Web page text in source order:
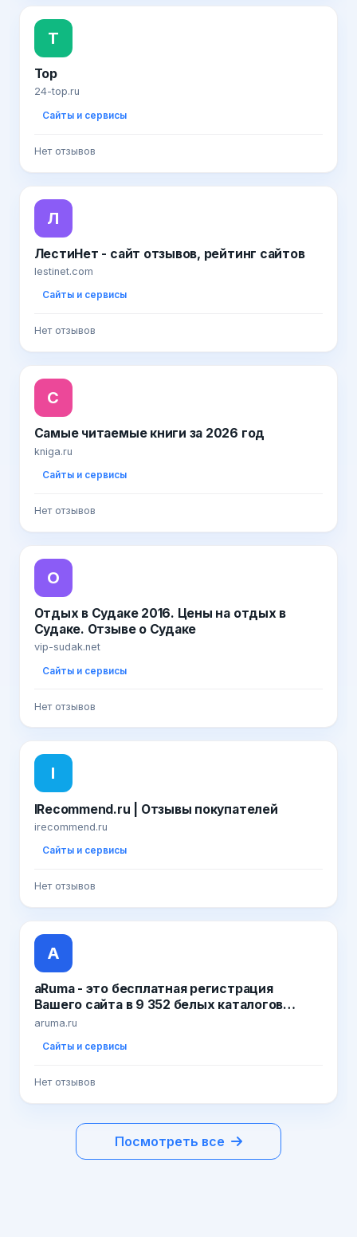
T
Top
24-top.ru
Сайты и сервисы
Нет отзывов
Л
ЛестиНет - сайт отзывов, рейтинг сайтов
lestinet.com
Сайты и сервисы
Нет отзывов
С
Самые читаемые книги за 2026 год
kniga.ru
Сайты и сервисы
Нет отзывов
О
Отдых в Судаке 2016. Цены на отдых в
Судаке. Отзыве о Судаке
vip-sudak.net
Сайты и сервисы
Нет отзывов
I
IRecommend.ru | Отзывы покупателей
irecommend.ru
Сайты и сервисы
Нет отзывов
A
aRuma - это бесплатная регистрация
Вашего сайта в 9 352 белых каталогов
РУнета
aruma.ru
Сайты и сервисы
Нет отзывов
Посмотреть все